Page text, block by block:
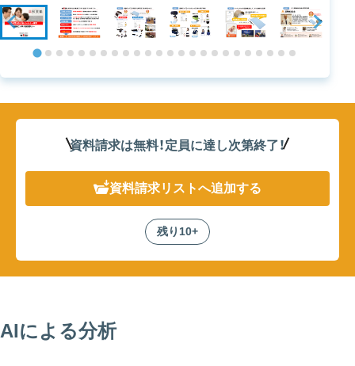
資料請求は無料！定員に達し次第終了！
資料請求リストへ追加する
残り10+
AIによる分析